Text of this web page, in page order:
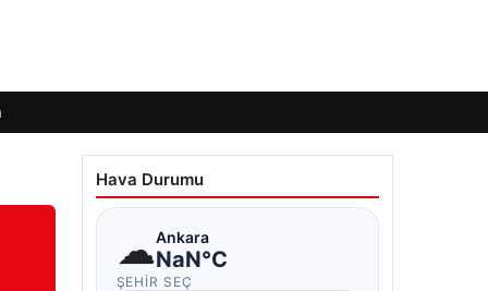
Hava Durumu
☁Ankara
NaN°C
ŞEHIR SEÇ